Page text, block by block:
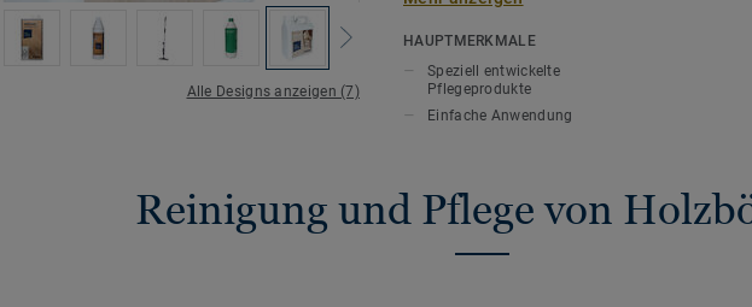
Alle Designs anzeigen (7)
zu erhalten.
HAUPTMERKMALE
Speziell entwickelte
Pflegeprodukte
Einfache Anwendung
Reinigung und Pflege von